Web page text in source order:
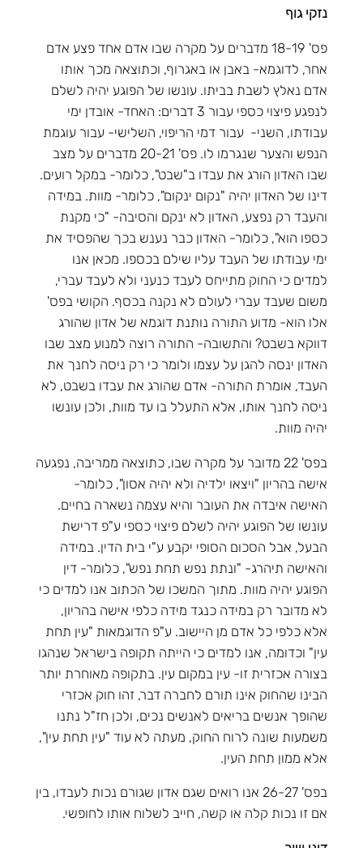
נזקי גוף
פס' 18-19 מדברים על מקרה שבו אדם אחד פצע אדם
אחר, לדוגמא- באבן או באגרוף, וכתוצאה מכך אותו
אדם נאלץ לשבת בביתו. עונשו של הפוגע יהיה לשלם
לנפגע פיצוי כספי עבור 3 דברים: האחד- אובדן ימי
עבודתו, השני- עבור דמי הריפוי, השלישי- עבור עוגמת
הנפש והצער שנגרמו לו. פס' 20-21 מדברים על מצב
שבו האדון הורג את עבדו ב"שבט", כלומר- במקל רועים.
דינו של האדון יהיה "נקום ינקום", כלומר- מוות. במידה
והעבד רק נפצע, האדון לא ינקם והסיבה- "כי מקנת
כספו הוא", כלומר- האדון כבר נענש בכך שהפסיד את
ימי עבודתו של העבד עליו שילם בכספו. מכאן אנו
למדים כי החוק מתייחס לעבד כנעני ולא לעבד עברי,
משום שעבד עברי לעולם לא נקנה בכסף. הקושי בפס'
אלו הוא- מדוע התורה נותנת דוגמא של אדון שהורג
דווקא בשבט? והתשובה- התורה רוצה למנוע מצב שבו
האדון ינסה להגן על עצמו ולומר כי רק ניסה לחנך את
העבד, אומרת התורה- אדם שהורג את עבדו בשבט, לא
ניסה לחנך אותו, אלא התעלל בו עד מוות, ולכן עונשו
יהיה מוות.
בפס' 22 מדובר על מקרה שבו, כתוצאה ממריבה, נפגעה
אישה בהריון "ויצאו ילדיה ולא יהיה אסון", כלומר-
האישה איבדה את העובר והיא עצמה נשארה בחיים.
עונשו של הפוגע יהיה לשלם פיצוי כספי ע"פ דרישת
הבעל, אבל הסכום הסופי יקבע ע"י בית הדין. במידה
והאישה תיהרג- "ונתת נפש תחת נפש", כלומר- דין
הפוגע יהיה מוות. מתוך המשכו של הכתוב אנו למדים כי
לא מדובר רק במידה כנגד מידה כלפי אישה בהריון,
אלא כלפי כל אדם מן היישוב. ע"פ הדוגמאות "עין תחת
עין" וכדומה, אנו למדים כי הייתה תקופה בישראל שנהגו
בצורה אכזרית זו- עין במקום עין. בתקופה מאוחרת יותר
הבינו שהחוק אינו תורם לחברה דבר, זהו חוק אכזרי
שהופך אנשים בריאים לאנשים נכים, ולכן חז"ל נתנו
משמעות שונה לרוח החוק, מעתה לא עוד "עין תחת עין",
אלא ממון תחת העין.
בפס' 26-27 אנו רואים שגם אדון שגורם נכות לעבדו, בין
אם זו נכות קלה או קשה, חייב לשלוח אותו לחופשי.